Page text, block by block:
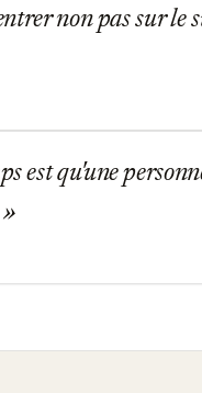
non pas sur le
est qu'une